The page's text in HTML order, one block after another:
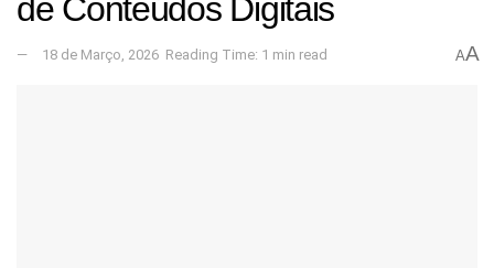
de Conteúdos Digitais
18 de Março, 2026 Reading Time: 1 min read AA